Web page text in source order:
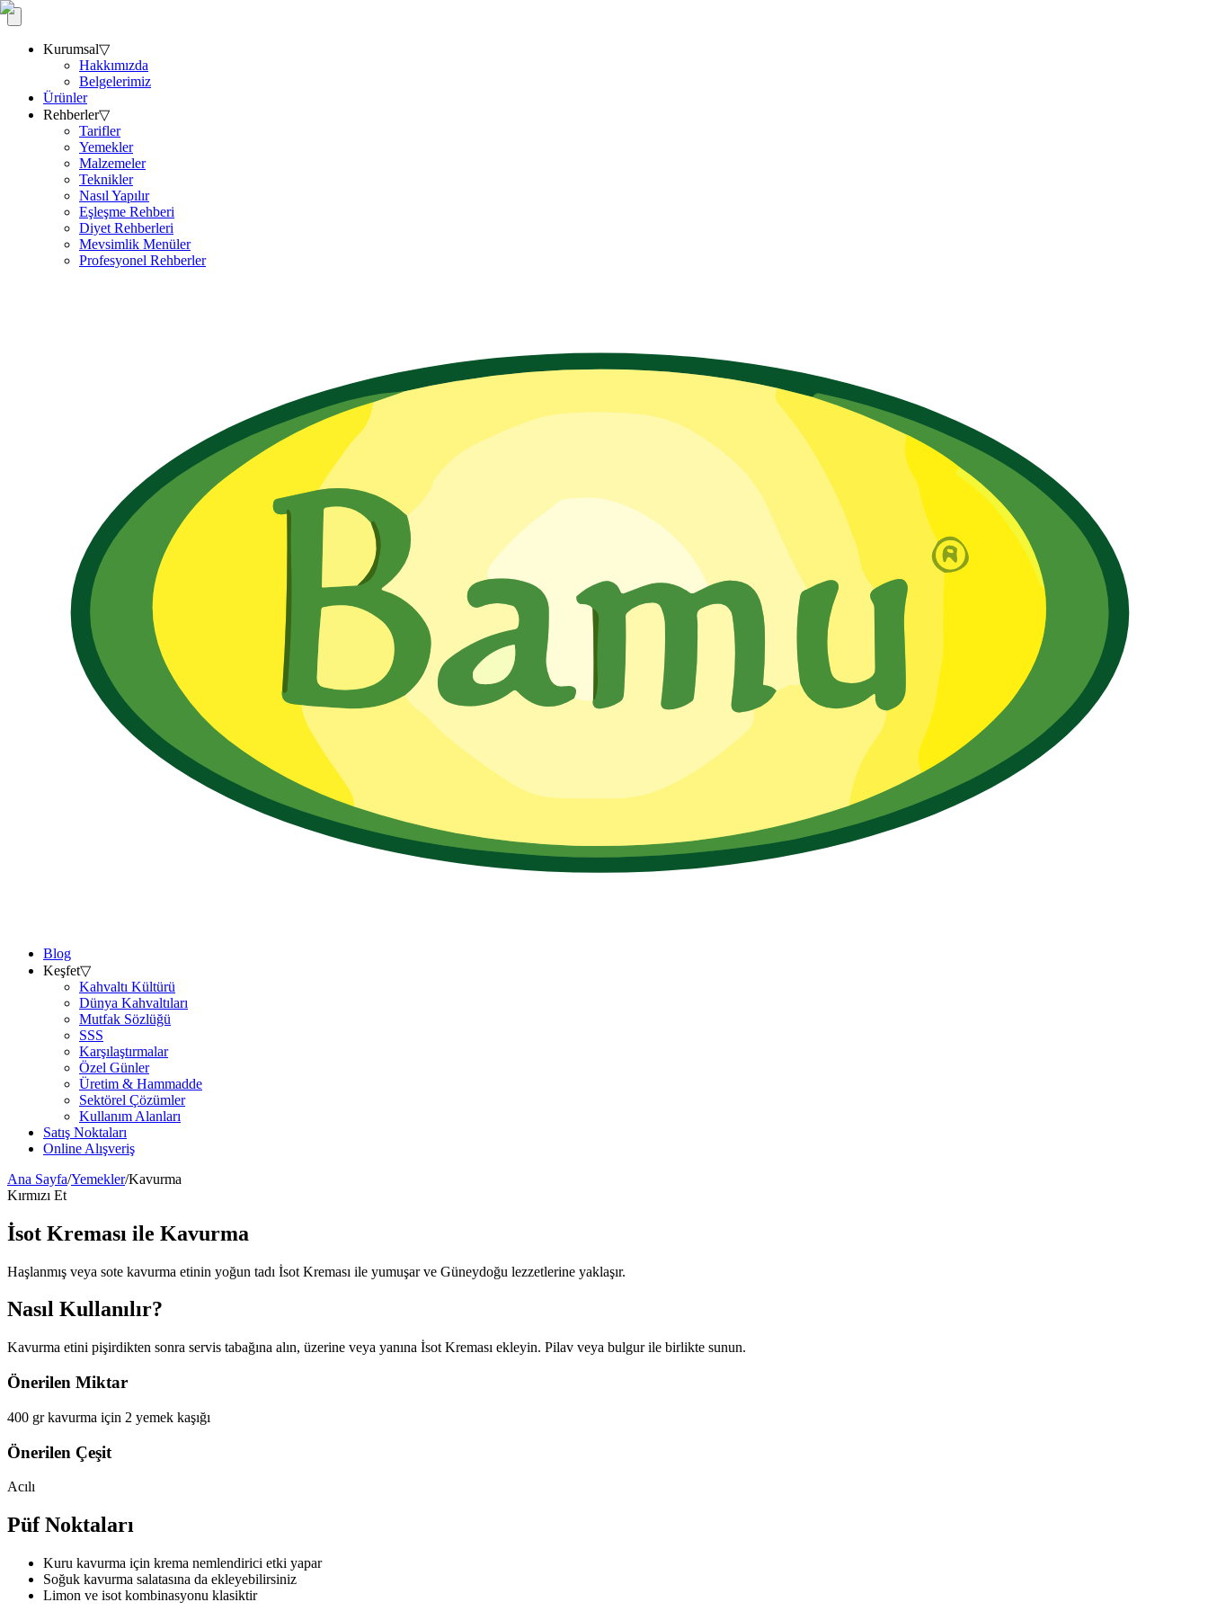
Kurumsal▽
Hakkımızda
Belgelerimiz
Ürünler
Rehberler▽
Tarifler
Yemekler
Malzemeler
Teknikler
Nasıl Yapılır
Eşleşme Rehberi
Diyet Rehberleri
Mevsimlik Menüler
Profesyonel Rehberler
Blog
Keşfet▽
Kahvaltı Kültürü
Dünya Kahvaltıları
Mutfak Sözlüğü
SSS
Karşılaştırmalar
Özel Günler
Üretim & Hammadde
Sektörel Çözümler
Kullanım Alanları
Satış Noktaları
Online Alışveriş
Ana Sayfa/Yemekler/Kavurma
Kırmızı Et
İsot Kreması ile Kavurma
Haşlanmış veya sote kavurma etinin yoğun tadı İsot Kreması ile yumuşar ve Güneydoğu lezzetlerine yaklaşır.
Nasıl Kullanılır?
Kavurma etini pişirdikten sonra servis tabağına alın, üzerine veya yanına İsot Kreması ekleyin. Pilav veya bulgur ile birlikte sunun.
Önerilen Miktar
400 gr kavurma için 2 yemek kaşığı
Önerilen Çeşit
Acılı
Püf Noktaları
Kuru kavurma için krema nemlendirici etki yapar
Soğuk kavurma salatasına da ekleyebilirsiniz
Limon ve isot kombinasyonu klasiktir